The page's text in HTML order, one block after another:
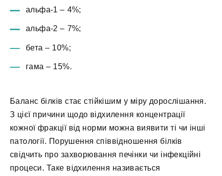
альфа-1 – 4%;
альфа-2 – 7%;
бета – 10%;
гама – 15%.
Баланс білків стає стійкішим у міру дорослішання.
З цієї причини щодо відхилення концентрації
кожної фракції від норми можна виявити ті чи інші
патології. Порушення співвідношення білків
свідчить про захворювання печінки чи інфекційні
процеси. Таке відхилення називається